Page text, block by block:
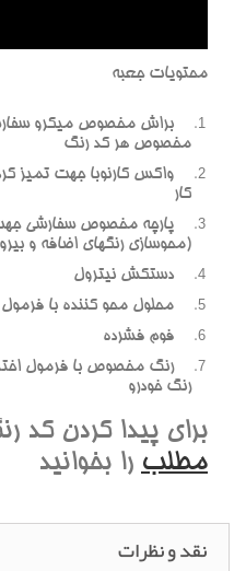
محتويات جعبه
براش مخصوص ميکرو
مخصوص هر کد رنگ
واکس کارنوبا جهت تميز
کار
(محوسازي رنگهاي اضافه و
دستکش نيترول
محلول محو کننده با
فوم فشرده
رنگ مخصوص با فرمول
رنگ خودرو
براي پيدا کردن
مطلب را بخوانيد
نقد و نظرات